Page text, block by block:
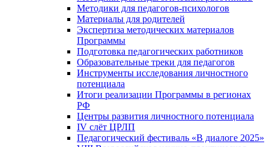
Методики для педагогов-психологов
Материалы для родителей
Экспертиза методических материалов
Программы
Подготовка педагогических работников
Образовательные треки для педагогов
Инструменты исследования личностного
потенциала
Итоги реализации Программы в регионах
РФ
Центры развития личностного потенциала
IV слёт ЦРЛП
Педагогический фестиваль «В диалоге 2025»